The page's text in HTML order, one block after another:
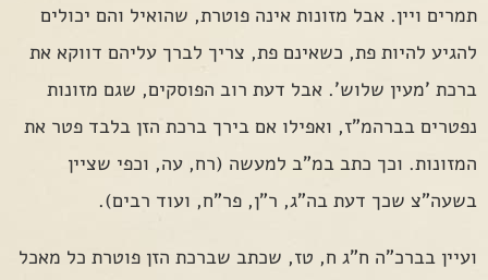
תמרים ויין. אבל מזונות אינה פוטרת, שהואיל והם יכולים
להגיע להיות פת, כשאינם פת, צריך לברך עליהם דווקא את
ברכת 'מעין שלוש'. אבל דעת רוב הפוסקים, שגם מזונות
נפטרים בברהמ"ז, ואפילו אם בירך ברכת הזן בלבד פטר את
המזונות. וכך כתב במ"ב למעשה (רח, עה, וכפי שציין
בשעה"צ שכך דעת בה"ג, ר"ן, פר"ח, ועוד רבים).
ועיין בברכ"ה ח"ג ח, טז, שכתב שברכת הזן פוטרת כל מאכל